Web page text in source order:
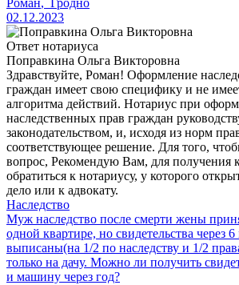
Роман, Гродно
02.12.2023
Ответ нотариуса
Поправкина Ольга Викторовна
Здравствуйте, Роман! Оформление
граждан имеет свою специфику и не
алгоритма действий. Нотариус при
наследственных прав граждан
законодательством, и, исходя из норм
соответствующее решение. Для того,
вопрос, Рекомендую Вам, для получения
обратиться к нотариусу, у которого
дело или к адвокату.
Наследство
Муж наследство после смерти жены
одной квартире, но свидетельства через
выписаны(на 1/2 по наследству и 1/2
только на дачу. Можно ли получить
и машину через год?